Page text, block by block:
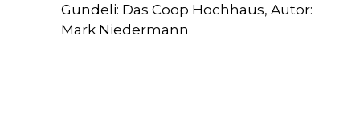
Gundeli: Das Coop Hochhaus, Autor:
Mark Niedermann